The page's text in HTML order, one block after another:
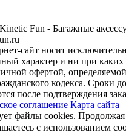
Fun - Багажные
сайт носит
характер и ни при каких
офертой,
кодекса. Сроки
после подтверждения
соглашение Карта сайта
файлы cookies. Продолжая
с использованием